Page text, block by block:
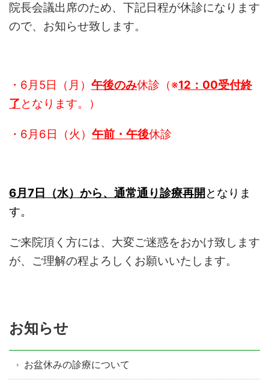
院長会議出席のため、下記日程が休診になります
ので、お知らせ致します。
・6月5日（月） 午後のみ休診（※12：00受付終
了 となります。）
・6月6日（火） 午前・午後休診
6月7日（水）から、通常通り診療再開 となりま
す。
ご来院頂く方には、大変ご迷惑をおかけ致します
が、ご理解の程よろしくお願いいたします。
お知らせ
お盆休みの診療について